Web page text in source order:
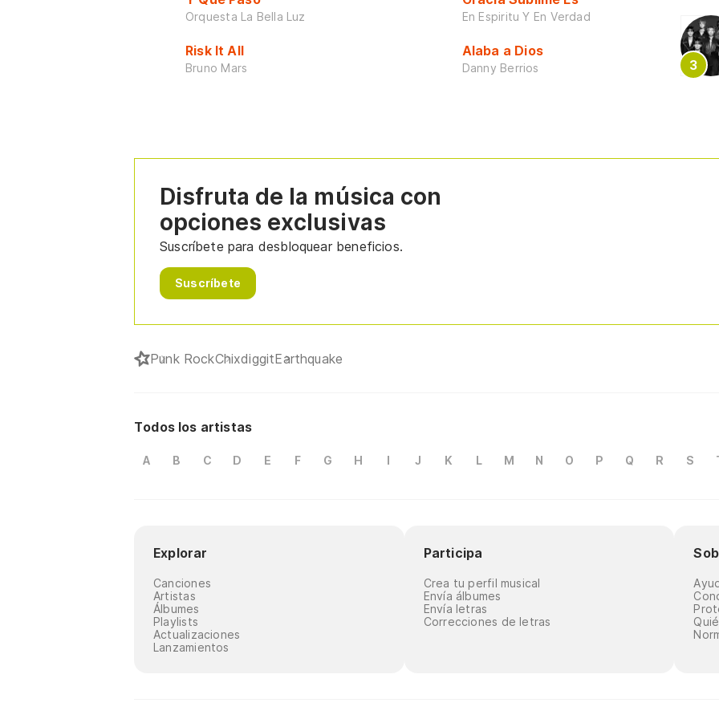
Orquesta La Bella Luz
Risk It All
Bruno Mars
En Espiritu Y En Verdad
Alaba a Dios
Danny Berrios
Disfruta de la música con
opciones exclusivas
Suscríbete para desbloquear beneficios.
Suscríbete
Punk RockChixdiggitEarthquake
Todos los artistas
A B C D E F G H I J K L M N O P Q R S
Explorar
Canciones
Artistas
Álbumes
Playlists
Actualizaciones
Lanzamientos
Participa
Crea tu perfil musical
Envía álbumes
Envía letras
Correcciones de letras